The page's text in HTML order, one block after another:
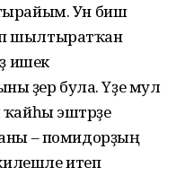
Ун биш
шылтыратҡан
ишек
әҙер була. Үҙе мул
ҡайһы эштәрҙе
– помидорҙың
итеп